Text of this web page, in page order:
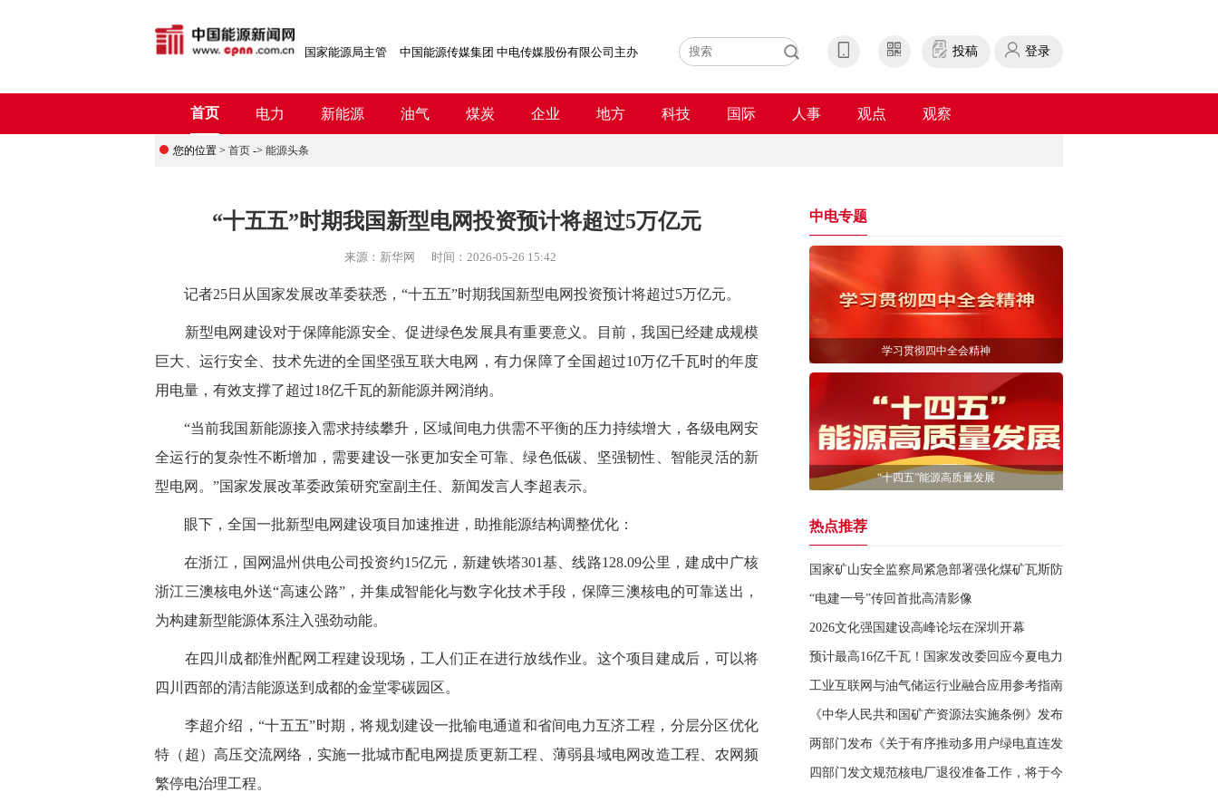
国家能源局主管 中国能源传媒集团 中电传媒股份有限公司主办 投稿 登录
首页 电力 新能源 油气 煤炭 企业 地方 科技 国际 人事 观点 观察
您的位置 > 首页 -> 能源头条
“十五五”时期我国新型电网投资预计将超过5万亿元
来源： 新华网 时间： 2026-05-26 15:42
记者25日从国家发展改革委获悉，“十五五”时期我国新型电网投资预计将超过5万亿元。
新型电网建设对于保障能源安全、促进绿色发展具有重要意义。目前，我国已经建成规模
巨大、运行安全、技术先进的全国坚强互联大电网，有力保障了全国超过10万亿千瓦时的年度
用电量，有效支撑了超过18亿千瓦的新能源并网消纳。
“当前我国新能源接入需求持续攀升，区域间电力供需不平衡的压力持续增大，各级电网安
全运行的复杂性不断增加，需要建设一张更加安全可靠、绿色低碳、坚强韧性、智能灵活的新
型电网。”国家发展改革委政策研究室副主任、新闻发言人李超表示。
眼下，全国一批新型电网建设项目加速推进，助推能源结构调整优化：
在浙江，国网温州供电公司投资约15亿元，新建铁塔301基、线路128.09公里，建成中广核
浙江三澳核电外送“高速公路”，并集成智能化与数字化技术手段，保障三澳核电的可靠送出，
为构建新型能源体系注入强劲动能。
在四川成都淮州配网工程建设现场，工人们正在进行放线作业。这个项目建成后，可以将
四川西部的清洁能源送到成都的金堂零碳园区。
李超介绍，“十五五”时期，将规划建设一批输电通道和省间电力互济工程，分层分区优化
特（超）高压交流网络，实施一批城市配电网提质更新工程、薄弱县域电网改造工程、农网频
繁停电治理工程。
中电专题
学习贯彻四中全会精神
“十四五”能源高质量发展
热点推荐
国家矿山安全监察局紧急部署强化煤矿瓦斯防治工作
“电建一号”传回首批高清影像
2026文化强国建设高峰论坛在深圳开幕
预计最高16亿千瓦！国家发改委回应今夏电力保供形势
工业互联网与油气储运行业融合应用参考指南发布
《中华人民共和国矿产资源法实施条例》发布
两部门发布《关于有序推动多用户绿电直连发展有关事项的通知》
四部门发文规范核电厂退役准备工作，将于今年7月1日起施行！